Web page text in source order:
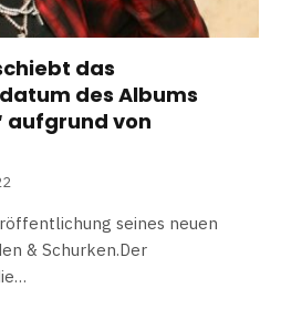
das
des Albums
aufgrund von
seines neuen
& Schurken.Der